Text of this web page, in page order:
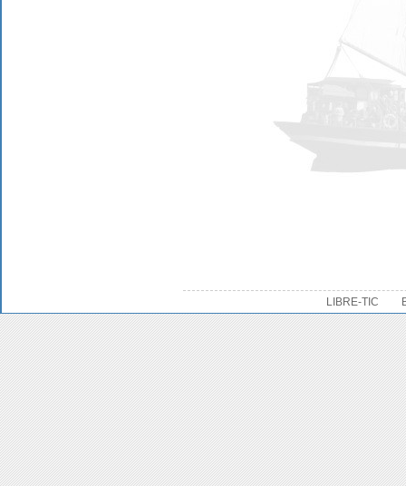
LIBRE-TIC